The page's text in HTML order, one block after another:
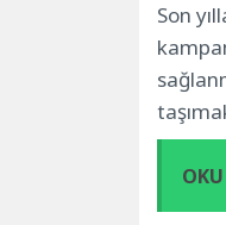
Son
OKU